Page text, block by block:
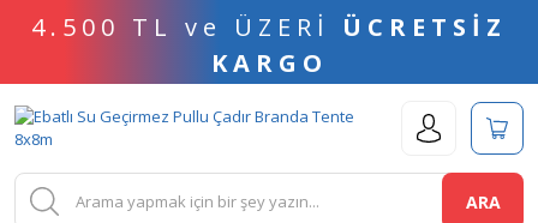
4.500 TL ve ÜZERİ ÜCRETSİZ
KARGO
ARA